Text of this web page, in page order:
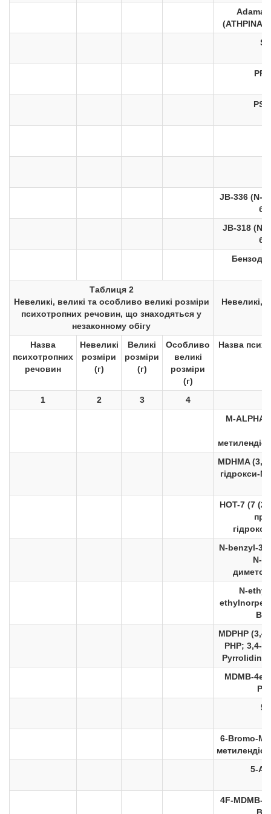
PF-
JB-336 (N-
JB-318 (N-
Таблиця 2
Невеликі, великі та особливо великі розміри
психотропних речовин, що знаходяться у
незаконному обігу
Невеликі,
Назва
психотропних
речовин
Невеликі
розміри
(г)
Великі
розміри
(г)
Особливо
великі
розміри
(г)
Назва
1 2 3
4
M-ALPHA
MDHMA
гідрокси-
HOT-7 (7
N-benzyl-
N-
N-
MDPHP
PHP; 3,4-
MDMB-
5-
6-Bromo-
5-
4F-MDMB-